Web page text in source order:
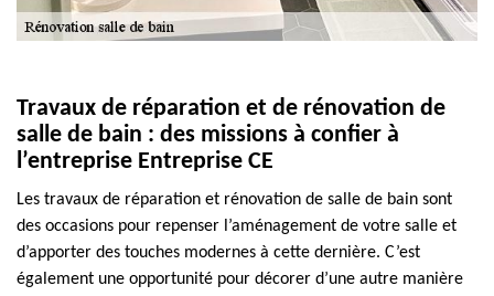
Travaux de réparation et de rénovation de
salle de bain : des missions à confier à
l’entreprise Entreprise CE
Les travaux de réparation et rénovation de salle de bain sont
des occasions pour repenser l’aménagement de votre salle et
d’apporter des touches modernes à cette dernière. C’est
également une opportunité pour décorer d’une autre manière